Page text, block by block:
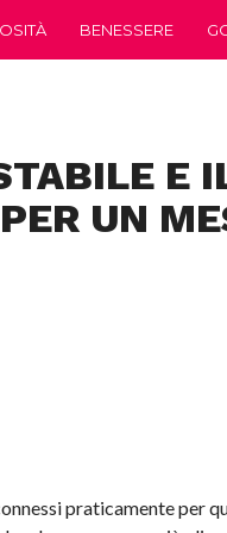
BENESSERE
E
UN
praticamente per